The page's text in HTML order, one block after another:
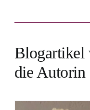
Blogartikel
die Autorin